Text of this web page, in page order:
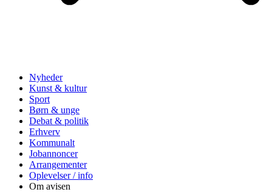
Nyheder
Kunst & kultur
Sport
Børn & unge
Debat & politik
Erhverv
Kommunalt
Jobannoncer
Arrangementer
Oplevelser / info
Om avisen